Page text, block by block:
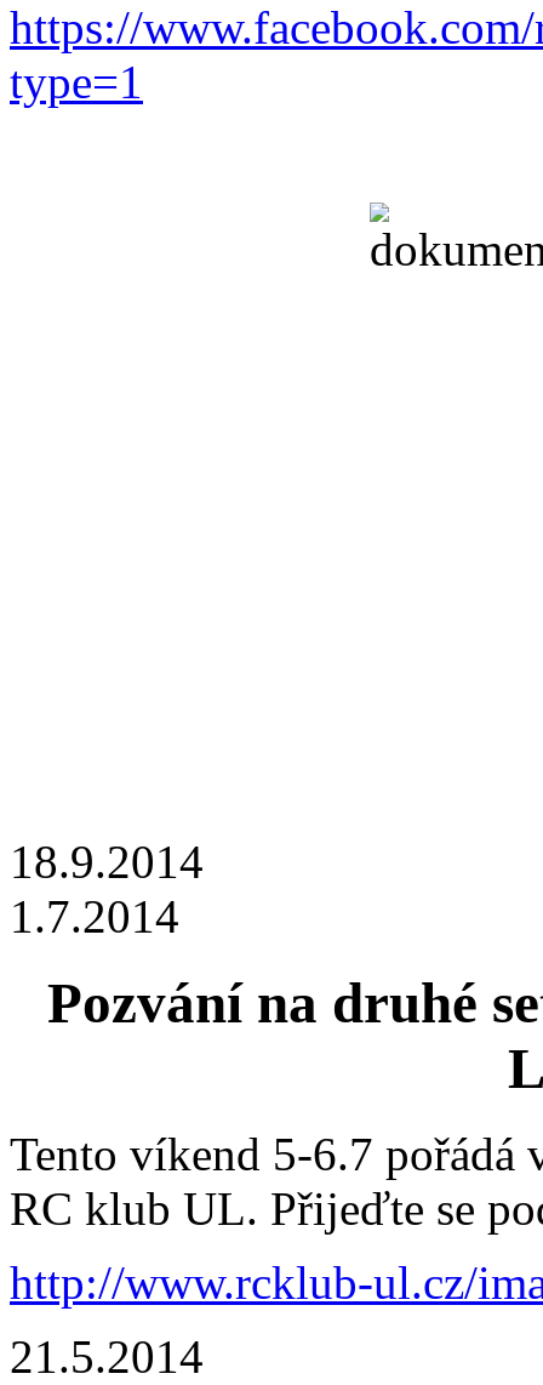
https://
type=1
18.9.2014
1.7.2014
Pozvání na druhé
Tento víkend 5-6.7 pořádá
RC klub UL. Přijeďte se
http://www.rcklub-ul.cz/
21.5.2014